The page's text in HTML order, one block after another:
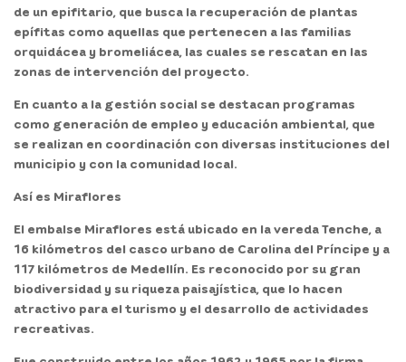
de un epifitario, que busca la recuperación de plantas
epífitas como aquellas que pertenecen a las familias
orquidácea y bromeliácea, las cuales se rescatan en las
zonas de intervención del proyecto.
En cuanto a la gestión social se destacan programas
como generación de empleo y educación ambiental, que
se realizan en coordinación con diversas instituciones del
municipio y con la comunidad local.
Así es Miraflores
El embalse Miraflores está ubicado en la vereda Tenche, a
16 kilómetros del casco urbano de Carolina del Príncipe y a
117 kilómetros de Medellín. Es reconocido por su gran
biodiversidad y su riqueza paisajística, que lo hacen
atractivo para el turismo y el desarrollo de actividades
recreativas.